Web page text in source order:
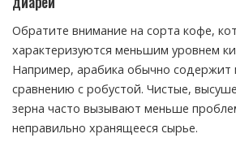
Обратите внимание на сорта кофе,
характеризуются меньшим уровнем
Например, арабика обычно содержит
сравнению с робустой. Чистые,
зерна часто вызывают меньше
неправильно хранящееся сырье.